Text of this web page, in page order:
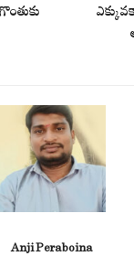
Anji Peraboina